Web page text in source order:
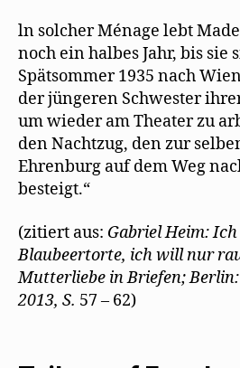
ln solcher Ménage lebt
noch ein halbes Jahr, bis sie
Spätsommer 1935 nach
der jüngeren Schwester
um wieder am Theater zu
den Nachtzug, den zur
Ehrenburg auf dem Weg
besteigt.“
(zitiert aus: Gabriel Heim:
Blaubeertorte, ich will nur
Mutterliebe in Briefen;
2013, S. 57 – 62)